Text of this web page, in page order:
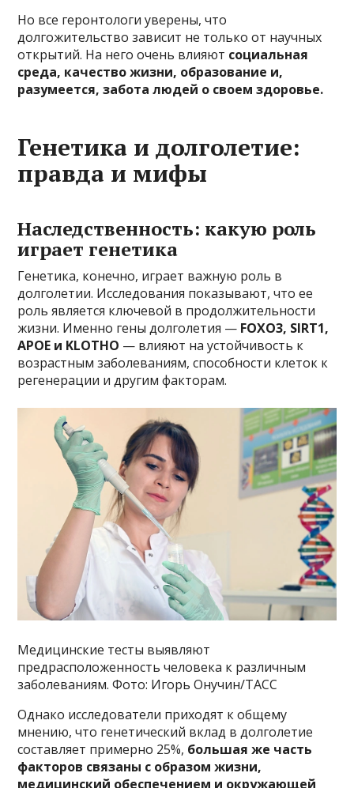
Но все геронтологи уверены, что
долгожительство зависит не только от научных
открытий. На него очень влияют социальная
среда, качество жизни, образование и,
разумеется, забота людей о своем здоровье.
Генетика и долголетие:
правда и мифы
Наследственность: какую роль
играет генетика
Генетика, конечно, играет важную роль в
долголетии. Исследования показывают, что ее
роль является ключевой в продолжительности
жизни. Именно гены долголетия — FOXO3, SIRT1,
APOE и KLOTHO — влияют на устойчивость к
возрастным заболеваниям, способности клеток к
регенерации и другим факторам.
Медицинские тесты выявляют
предрасположенность человека к различным
заболеваниям. Фото: Игорь Онучин/ТАСС
Однако исследователи приходят к общему
мнению, что генетический вклад в долголетие
составляет примерно 25%, большая же часть
факторов связаны с образом жизни,
медицинский обеспечением и окружающей